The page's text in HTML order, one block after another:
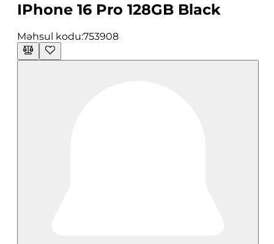
IPhone 16 Pro 128GB Black
Məhsul kodu:753908